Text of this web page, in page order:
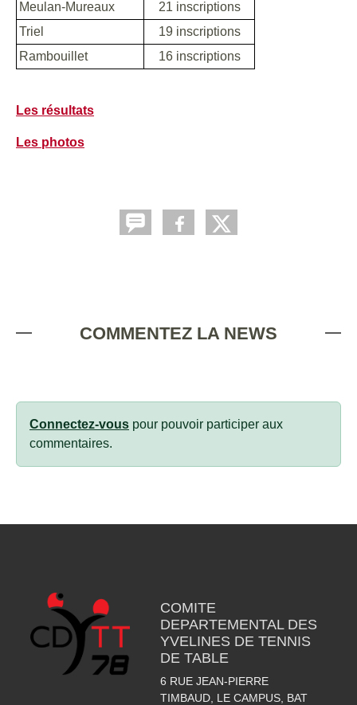
Meulan-Mureaux
21 inscriptions
Triel
19 inscriptions
Rambouillet
16 inscriptions
Les résultats
Les photos
COMMENTEZ LA NEWS
Connectez-vous pour pouvoir participer aux
commentaires.
COMITE
DEPARTEMENTAL DES
YVELINES DE TENNIS
DE TABLE
6 RUE JEAN-PIERRE
TIMBAUD, LE CAMPUS, BAT